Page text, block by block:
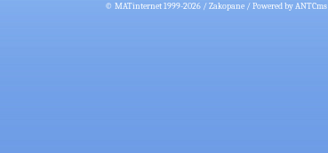
© MATinternet1999-2026 /Zakopane / Powered by ANTCms